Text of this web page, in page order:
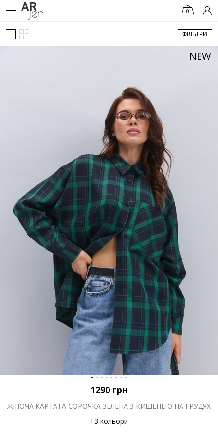
0
ФІЛЬТРИ
NEW
1290 грн
ЖІНОЧА КАРТАТА СОРОЧКА ЗЕЛЕНА З КИШЕНЕЮ НА ГРУДЯХ
+3 кольори